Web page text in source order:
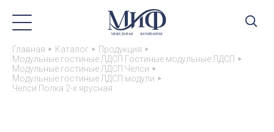
Главная Каталог
Продукция
Модульные гостиные ЛДСП Гостиные модульные ЛДСП
Модульные гостиные ЛДСП Челси
Модульные гостиные ЛДСП модули
Челси Полка 2-х ярусная